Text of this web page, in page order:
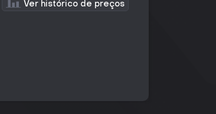
Ver histórico de preços